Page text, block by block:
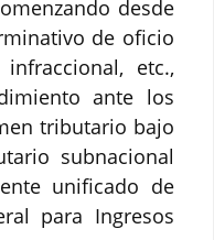
desde
de oficio
etc.,
ante los
tributario bajo
subnacional
unificado de
para Ingresos